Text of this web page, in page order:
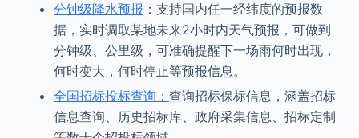
分钟级降水预报 ：支持国内任一经纬度的预报数
据，实时调取某地未来2小时内天气预报，可做到
分钟级、公里级，可准确提醒下一场雨何时出现，
何时变大，何时停止等预报信息。
全国招标投标查询： 查询招标保标信息，涵盖招标
信息查询、历史招标库、政府采集信息、招标定制